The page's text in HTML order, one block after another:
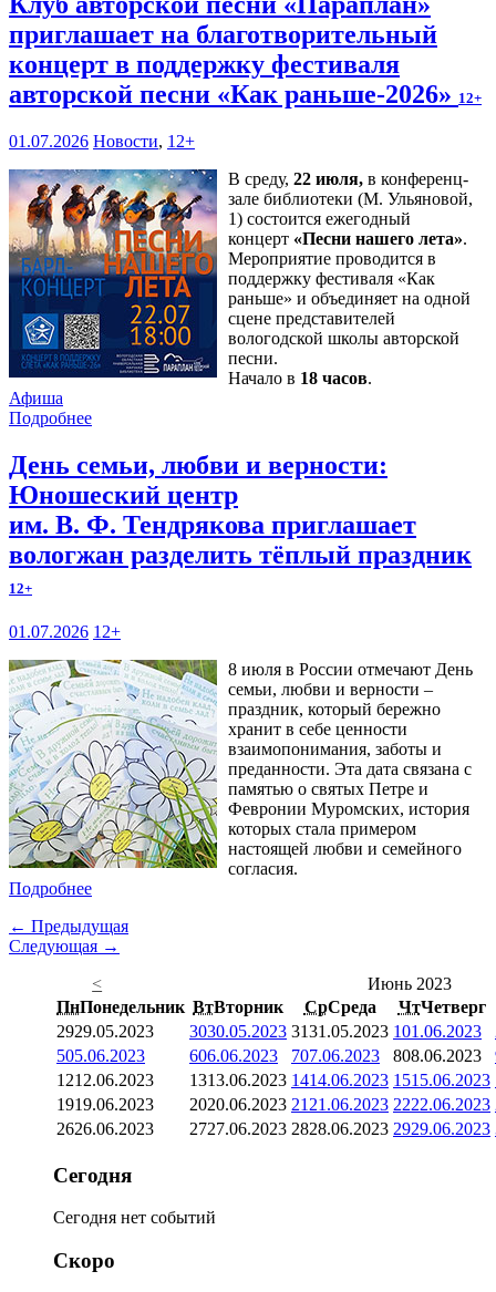
приглашает на благотворительный
концерт в поддержку фестиваля
авторской песни «Как раньше-2026» 12+
01.07.2026 Новости, 12+
В среду, 22 июля, в конференц-
зале библиотеки (М. Ульяновой,
1) состоится ежегодный
концерт «Песни нашего лета».
Мероприятие проводится в
поддержку фестиваля «Как
раньше» и объединяет на одной
сцене представителей
вологодской школы авторской
песни.
Начало в 18 часов.
Афиша
Подробнее
День семьи, любви и верности:
Юношеский центр
им. В. Ф. Тендрякова приглашает
вологжан разделить тёплый праздник
12+
01.07.2026 12+
8 июля в России отмечают День
семьи, любви и верности –
праздник, который бережно
хранит в себе ценности
взаимопонимания, заботы и
преданности. Эта дата связана с
памятью о святых Петре и
Февронии Муромских, история
которых стала примером
настоящей любви и семейного
согласия.
Подробнее
← Предыдущая
Следующая →
<
Июнь 2023
ПнПонедельник ВтВторник СрСреда ЧтЧетверг
2929.05.2023 3030.05.2023 3131.05.2023 101.06.2023
505.06.2023 606.06.2023 707.06.2023 808.06.2023
1212.06.2023 1313.06.2023 1414.06.2023 1515.06.2023
1919.06.2023 2020.06.2023 21 21.06.2023 2222.06.2023
2626.06.2023 2727.06.2023 2828.06.2023 2929.06.2023
Сегодня
Сегодня нет событий
Скоро